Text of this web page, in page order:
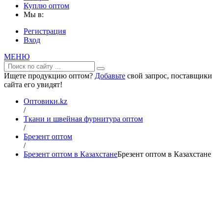
Куплю оптом
Мы в:
Регистрация
Вход
МЕНЮ
Ищете продукцию оптом? Добавьте свой запрос, поставщики
сайта его увидят!
Оптовики.kz
/
Ткани и швейная фурнитура оптом
/
Брезент оптом
/
Брезент оптом в КазахстанеБрезент оптом в Казахстане